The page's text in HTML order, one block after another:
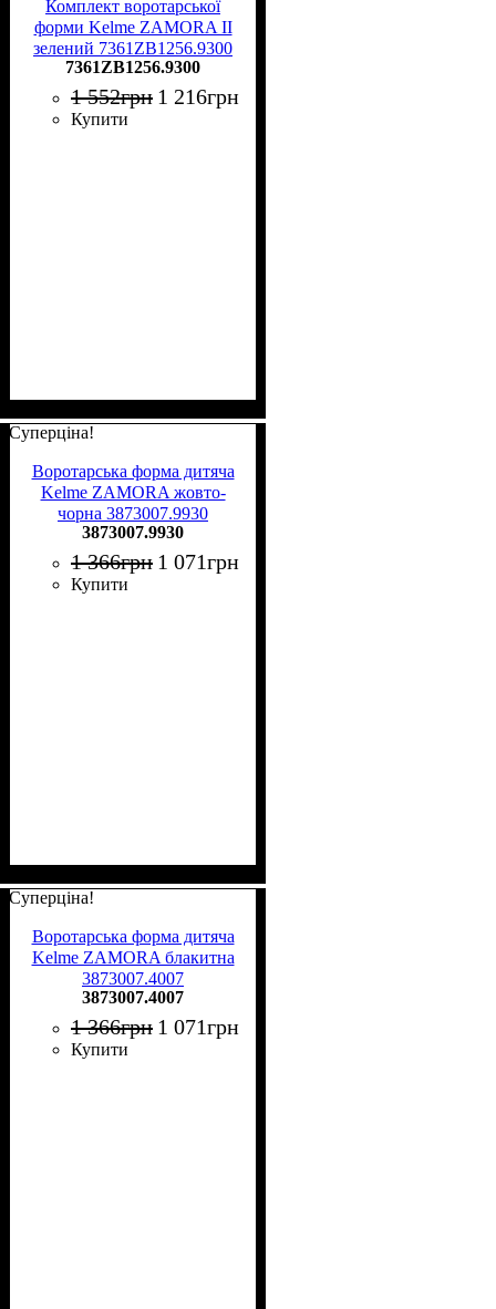
Комплект воротарської
форми Kelme ZAMORA II
зелений 7361ZB1256.9300
7361ZB1256.9300
1 552грн 1 216грн
Купити
Суперціна!
Воротарська форма дитяча
Kelme ZAMORA жовто-
чорна 3873007.9930
3873007.9930
1 366грн 1 071грн
Купити
Суперціна!
Воротарська форма дитяча
Kelme ZAMORA блакитна
3873007.4007
3873007.4007
1 366грн 1 071грн
Купити